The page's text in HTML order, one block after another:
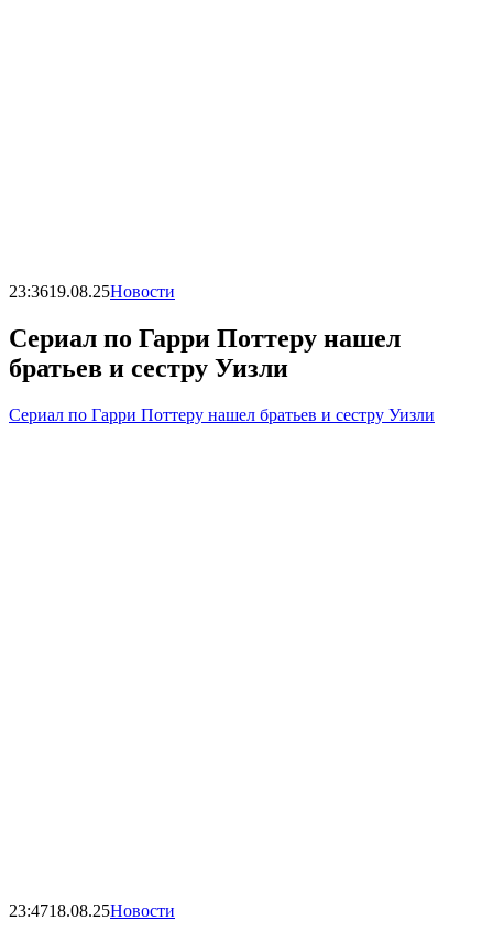
23:3619.08.25Новости
Сериал по Гарри Поттеру нашел
братьев и сестру Уизли
Сериал по Гарри Поттеру нашел братьев и сестру Уизли
23:4718.08.25Новости